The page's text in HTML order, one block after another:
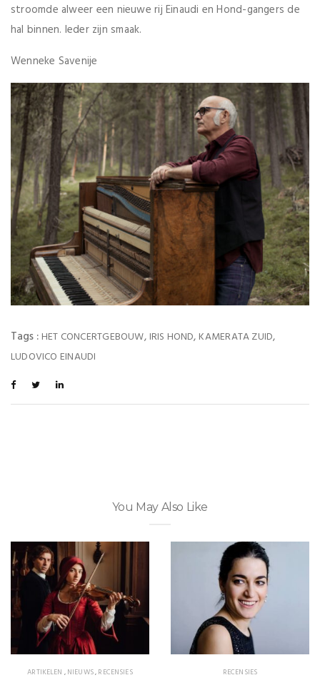
stroomde alweer een nieuwe rij Einaudi en Hond-gangers de
hal binnen. Ieder zijn smaak.
Wenneke Savenije
Tags : HET CONCERTGEBOUW, IRIS HOND, KAMERATA ZUID,
LUDOVICO EINAUDI
You May Also Like
ARTIKELEN ,NIEUWS,RECENSIES RECENSIES